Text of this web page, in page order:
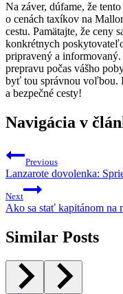
Na záver, dúfame, že
o cenách taxíkov na
cestu. Pamätajte, že ceny
konkrétnych
pripravený a
prepravu počas vášho
byť tou správnou voľbou.
a bezpečné cesty!
Navigácia v
Previous
Lanzarote dovolenka:
Next
Ako sa stať kapitánom na
Similar Posts